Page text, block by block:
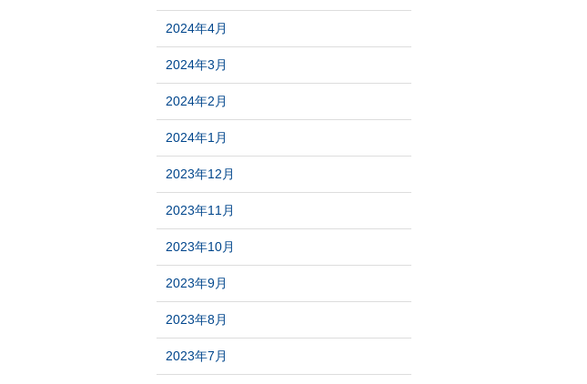
2024年4月
2024年3月
2024年2月
2024年1月
2023年12月
2023年11月
2023年10月
2023年9月
2023年8月
2023年7月